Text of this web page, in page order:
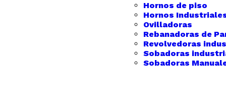
Hornos de piso
Hornos
Ovilladoras
Rebanadoras de
Revolvedoras
Sobadoras
Sobadoras